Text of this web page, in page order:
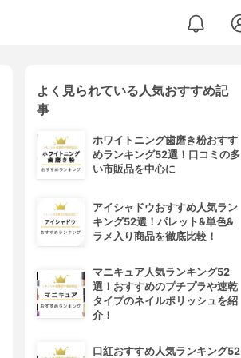
よく見られている人気おすすめ記
事
ホワイトニング歯磨き粉おすす
めランキング52選！口コミの多
い市販品を中心に
アイシャドウおすすめ人気ラン
キング52選！パレット&単色&
ラメ入り商品を徹底比較！
マニキュア人気ランキング52
選！おすすめのプチプラや速乾
タイプのネイルポリッシュを紹
介！
口紅おすすめ人気ランキング52